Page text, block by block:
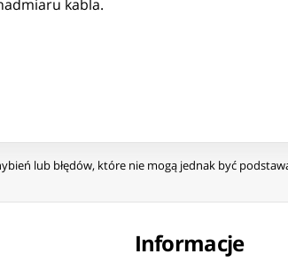
kabla.
lub błędów, które nie mogą jednak być
Informacje